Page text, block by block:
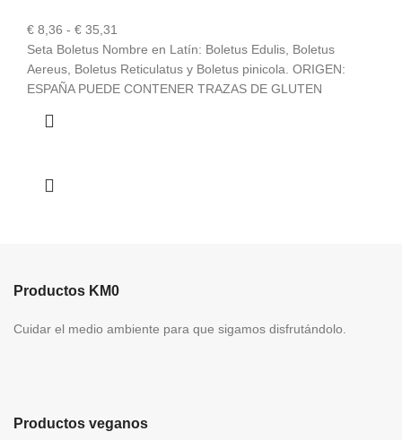
€ 8,36 - € 35,31
de
precios:
desde
Seta Boletus Nombre en Latín: Boletus Edulis, Boletus
Aereus, Boletus Reticulatus y Boletus pinicola. ORIGEN:
ESPAÑA PUEDE CONTENER TRAZAS DE GLUTEN
Productos KM0
Cuidar el medio ambiente para que sigamos disfrutándolo.
Productos veganos